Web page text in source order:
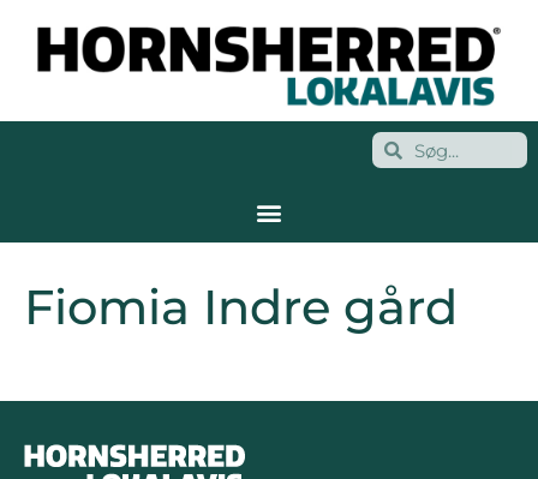
Fiomia Indre gård